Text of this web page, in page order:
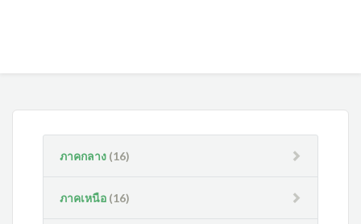
ภาคกลาง (16)
ภาคเหนือ (16)